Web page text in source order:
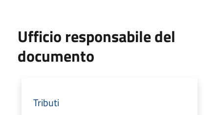
Ufficio responsabile del
documento
Tributi